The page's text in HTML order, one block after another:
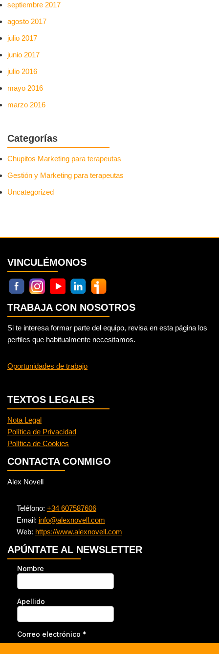
septiembre 2017
agosto 2017
julio 2017
junio 2017
julio 2016
mayo 2016
marzo 2016
Categorías
Chupitos Marketing para terapeutas
Gestión y Marketing para terapeutas
Uncategorized
VINCULÉMONOS
TRABAJA CON NOSOTROS
Si te interesa formar parte del equipo, revisa en esta página los
perfiles que habitualmente necesitamos.
Oportunidades de trabajo
TEXTOS LEGALES
Nota Legal
Política de Privacidad
Política de Cookies
CONTACTA CONMIGO
Alex Novell
Teléfono: +34 607587606
Email: info@alexnovell.com
Web: https://www.alexnovell.com
APÚNTATE AL NEWSLETTER